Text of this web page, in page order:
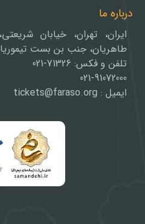
درباره ما
ایران، تهران، خیابان
طاهریان، جنب بن بست تیموریان، پلاک
تلفن و فکس: 71326-021
021-91072000
ایمیل : tickets@faraso.org